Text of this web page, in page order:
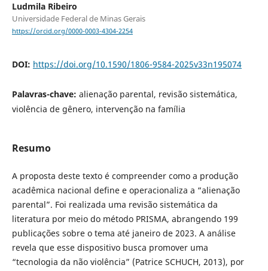
Ludmila Ribeiro
Universidade Federal de Minas Gerais
https://orcid.org/0000-0003-4304-2254
DOI: https://doi.org/10.1590/1806-9584-2025v33n195074
Palavras-chave: alienação parental, revisão sistemática,
violência de gênero, intervenção na família
Resumo
A proposta deste texto é compreender como a produção
acadêmica nacional define e operacionaliza a “alienação
parental”. Foi realizada uma revisão sistemática da
literatura por meio do método PRISMA, abrangendo 199
publicações sobre o tema até janeiro de 2023. A análise
revela que esse dispositivo busca promover uma
“tecnologia da não violência” (Patrice SCHUCH, 2013), por